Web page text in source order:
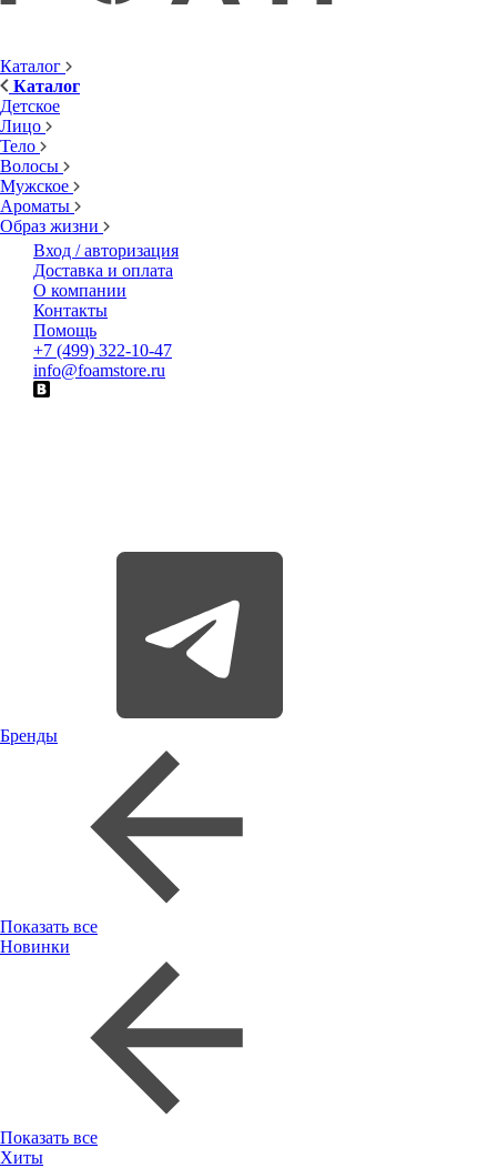
Каталог
Каталог
Детское
Лицо
Тело
Волосы
Мужское
Ароматы
Образ жизни
Вход / авторизация
Доставка и оплата
О компании
Контакты
Помощь
+7 (499) 322-10-47
info@foamstore.ru
Бренды
Показать все
Новинки
Показать все
Хиты